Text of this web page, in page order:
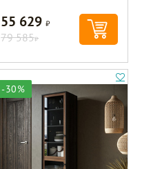
55 629Р
79 585Р
-30%